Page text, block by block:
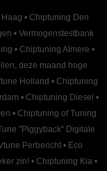
• Chiptuning Den
• Vermogenstestbank
• Chiptuning Almere •
deze maand hoge
Holland • Chiptuning
• Chiptuning Diesel •
• Chiptuning of Tuning
"Piggyback" Digitale
Perbericht • Eco
zin! • Chiptuning Kia •